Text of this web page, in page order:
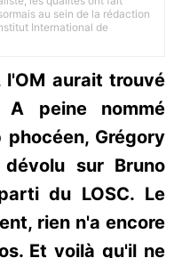
au sein de la rédaction
International de
l'OM aurait trouvé
A peine nommé
Grégory
sur Bruno
du LOSC. Le
rien n'a encore
Et voilà qu'il ne